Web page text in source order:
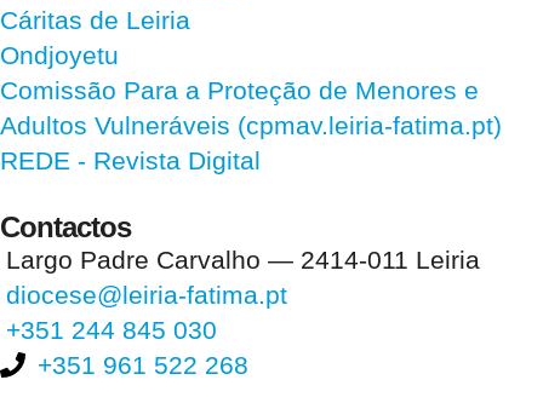
Cáritas de Leiria
Ondjoyetu
Comissão Para a Proteção de Menores e
Adultos Vulneráveis (cpmav.leiria-fatima.pt)
REDE - Revista Digital
Contactos
Largo Padre Carvalho — 2414-011 Leiria
diocese@leiria-fatima.pt
+351 244 845 030
+351 961 522 268